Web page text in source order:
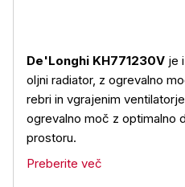
De'Longhi KH771230V je
oljni radiator, z ogrevalno
rebri in vgrajenim
ogrevalno moč z optimalno
prostoru.
Preberite več